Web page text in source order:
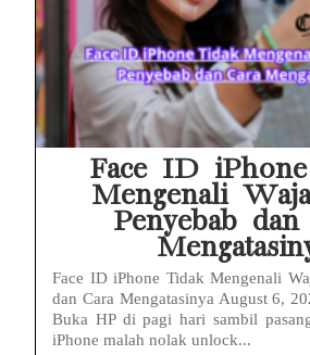
Face ID
Mengenali
Penyebab
Face ID iPhone Tidak Mengenali
dan Cara Mengatasinya August 6,
Buka HP di pagi hari sambil
iPhone malah nolak unlock...